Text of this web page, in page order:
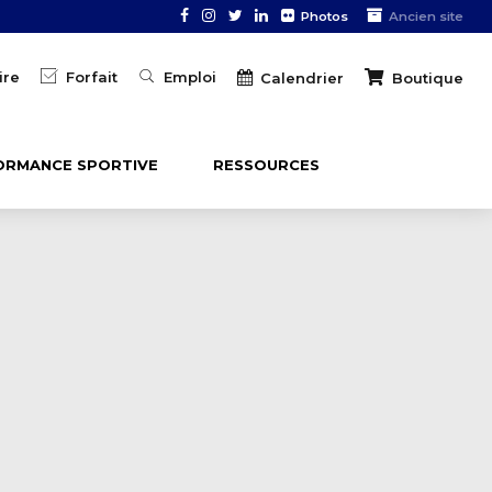
Photos Ancien site
Forfait Emploi Calendrier Boutique
SPORTIVE RESSOURCES